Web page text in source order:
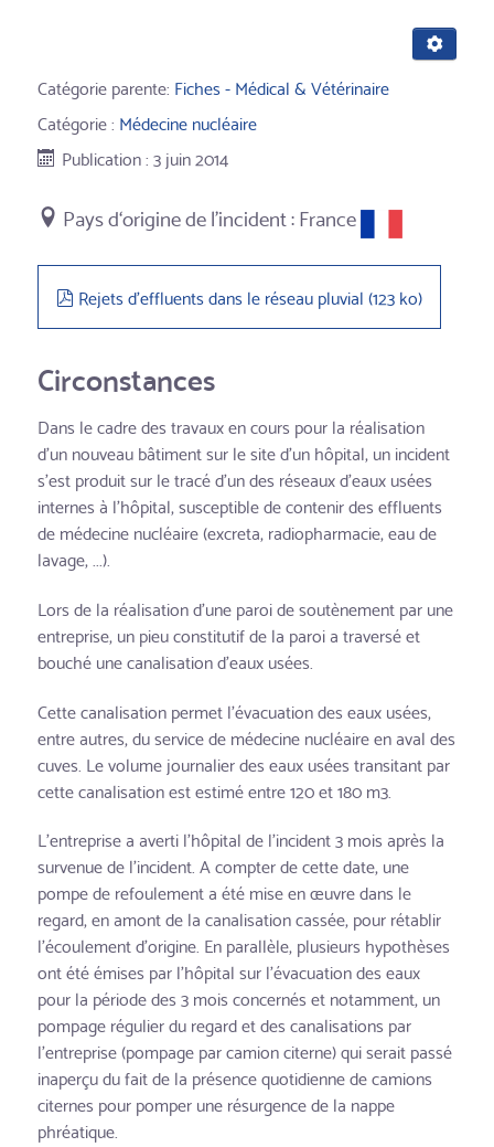
Catégorie parente: Fiches - Médical & Vétérinaire
Catégorie : Médecine nucléaire
Publication : 3 juin 2014
France
pdf
Rejets d'effluents dans le réseau pluvial(123 ko)
Circonstances
Dans le cadre des travaux en cours pour la réalisation
d'un nouveau bâtiment sur le site d'un hôpital, un incident
s'est produit sur le tracé d'un des réseaux d'eaux usées
internes à l'hôpital, susceptible de contenir des effluents
de médecine nucléaire (excreta, radiopharmacie, eau de
lavage, ...).
Lors de la réalisation d'une paroi de soutènement par une
entreprise, un pieu constitutif de la paroi a traversé et
bouché une canalisation d'eaux usées.
Cette canalisation permet l'évacuation des eaux usées,
entre autres, du service de médecine nucléaire en aval des
cuves. Le volume journalier des eaux usées transitant par
cette canalisation est estimé entre 120 et 180 m3.
L'entreprise a averti l'hôpital de l'incident 3 mois après la
survenue de l'incident. A compter de cette date, une
pompe de refoulement a été mise en œuvre dans le
regard, en amont de la canalisation cassée, pour rétablir
l'écoulement d'origine. En parallèle, plusieurs hypothèses
ont été émises par l'hôpital sur l'évacuation des eaux
pour la période des 3 mois concernés et notamment, un
pompage régulier du regard et des canalisations par
l'entreprise (pompage par camion citerne) qui serait passé
inaperçu du fait de la présence quotidienne de camions
citernes pour pomper une résurgence de la nappe
phréatique.